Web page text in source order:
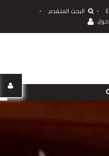
البحث المتقدم